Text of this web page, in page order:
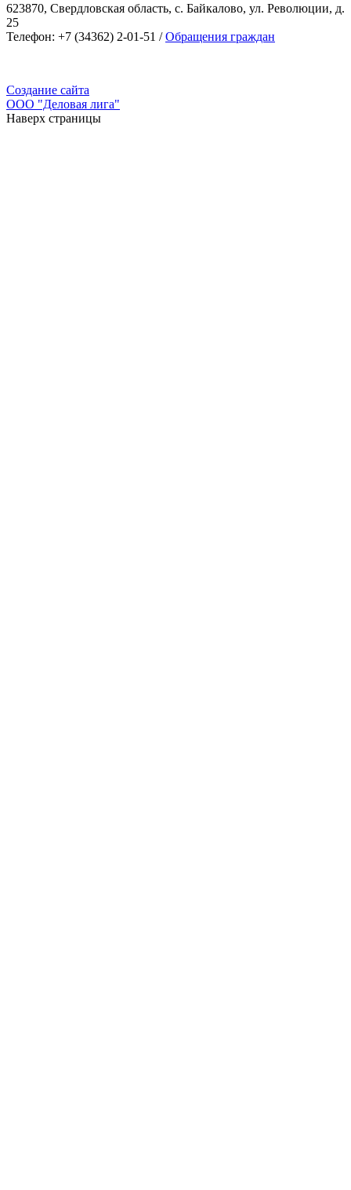
623870, Свердловская область, с. Байкалово, ул. Революции, д.
25
Телефон: +7 (34362) 2-01-51 /Обращения граждан
Создание сайта
ООО "Деловая лига"
Наверх страницы